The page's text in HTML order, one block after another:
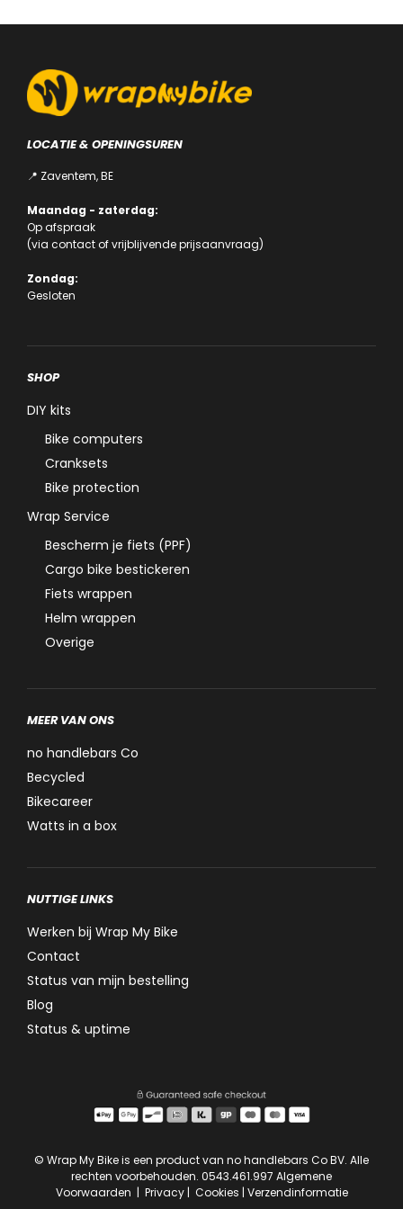
op
LOCATIE & OPENINGSUREN
📍 Zaventem, BE
Maandag - zaterdag:
Op afspraak
(via contactofvrijblijvende prijsaanvraag)
Zondag:
Gesloten
SHOP
DIY kits
Bike computers
Cranksets
Bike protection
Wrap Service
Bescherm je fiets (PPF)
Cargo bike bestickeren
Fiets wrappen
Helm wrappen
Overige
MEER VAN ONS
no handlebars Co
Becycled
Bikecareer
Watts in a box
NUTTIGE LINKS
Werken bij Wrap My Bike
Contact
Status van mijn bestelling
Blog
Status & uptime
© Wrap My Bike is een product van no handlebars Co BV. Alle
rechten voorbehouden. 0543.461.997 Algemene
Voorwaarden | Privacy| Cookies | Verzendinformatie